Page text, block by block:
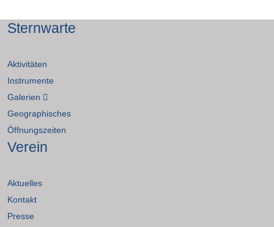
Sternwarte
Aktivitäten
Instrumente
Galerien
Geographisches
Öffnungszeiten
Verein
Aktuelles
Kontakt
Presse